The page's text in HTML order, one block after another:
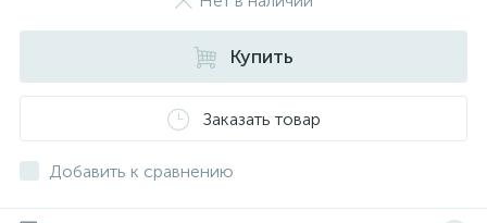
Купить
Заказать товар
Добавить к сравнению